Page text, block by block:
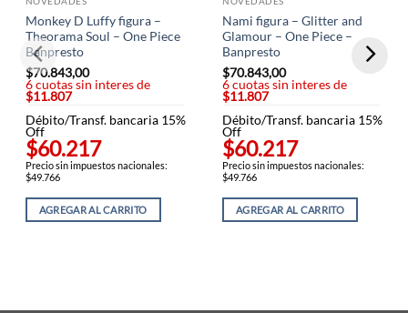
Monkey D Luffy figura –
Theorama Soul – One Piece
Banpresto
$70.843,00
6 cuotas sin interes de
$11.807
Débito/Transf. bancaria 15%
Off
$60.217
Precio sin impuestos nacionales:
$49.766
AGREGAR AL CARRITO
Nami figura – Glitter and
Glamour – One Piece –
Banpresto
$70.843,00
6 cuotas sin interes de
$11.807
Débito/Transf. bancaria 15%
Off
$60.217
Precio sin impuestos nacionales:
$49.766
AGREGAR AL CARRITO